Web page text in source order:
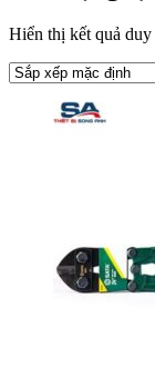
Hiển thị kết quả duy